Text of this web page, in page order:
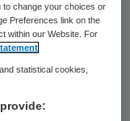
specifieke
maar moet
zeiden de
to change your choices or
Preferences link on the
within our Website. For
statistical cookies,